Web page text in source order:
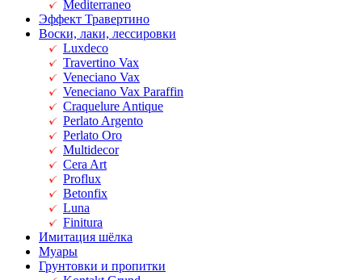
Mediterraneo
Эффект Травертино
Воски, лаки, лессировки
Luxdeco
Travertino Vax
Veneciano Vax
Veneciano Vax Paraffin
Craquelure Antique
Perlato Argento
Perlato Oro
Multidecor
Cera Art
Proflux
Betonfix
Luna
Finitura
Имитация шёлка
Муары
Грунтовки и пропитки